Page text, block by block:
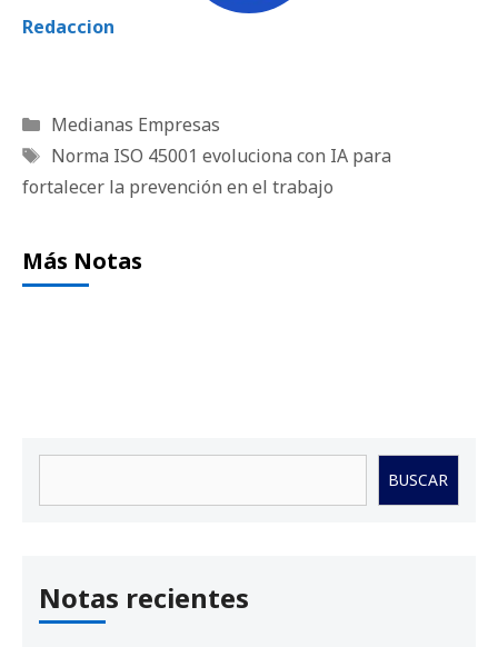
Redaccion
Categorías
Medianas Empresas
Etiquetas
Norma ISO 45001 evoluciona con IA para
fortalecer la prevención en el trabajo
Más Notas
BUSCAR
Notas recientes